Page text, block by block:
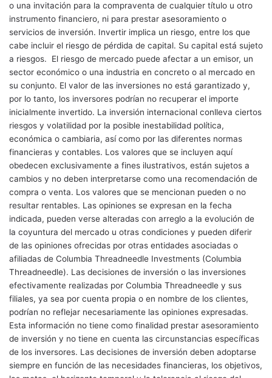
o una invitación para la compraventa de cualquier título u otro
instrumento financiero, ni para prestar asesoramiento o
servicios de inversión. Invertir implica un riesgo, entre los que
cabe incluir el riesgo de pérdida de capital. Su capital está sujeto
a riesgos. El riesgo de mercado puede afectar a un emisor, un
sector económico o una industria en concreto o al mercado en
su conjunto. El valor de las inversiones no está garantizado y,
por lo tanto, los inversores podrían no recuperar el importe
inicialmente invertido. La inversión internacional conlleva ciertos
riesgos y volatilidad por la posible inestabilidad política,
económica o cambiaria, así como por las diferentes normas
financieras y contables. Los valores que se incluyen aquí
obedecen exclusivamente a fines ilustrativos, están sujetos a
cambios y no deben interpretarse como una recomendación de
compra o venta. Los valores que se mencionan pueden o no
resultar rentables. Las opiniones se expresan en la fecha
indicada, pueden verse alteradas con arreglo a la evolución de
la coyuntura del mercado u otras condiciones y pueden diferir
de las opiniones ofrecidas por otras entidades asociadas o
afiliadas de Columbia Threadneedle Investments (Columbia
Threadneedle). Las decisiones de inversión o las inversiones
efectivamente realizadas por Columbia Threadneedle y sus
filiales, ya sea por cuenta propia o en nombre de los clientes,
podrían no reflejar necesariamente las opiniones expresadas.
Esta información no tiene como finalidad prestar asesoramiento
de inversión y no tiene en cuenta las circunstancias específicas
de los inversores. Las decisiones de inversión deben adoptarse
siempre en función de las necesidades financieras, los objetivos,